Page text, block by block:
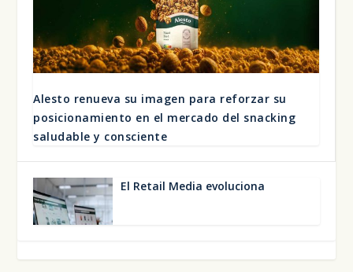
Ales­to renue­va su ima­gen para refor­zar su
posi­cio­na­mien­to en el mer­ca­do del snac­king
salu­da­ble y cons­cien­te
El Retail Media evo­lu­cio­na